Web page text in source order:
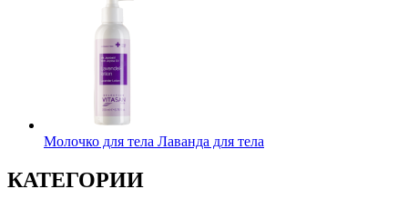
Молочко для тела Лаванда для тела
КАТЕГОРИИ